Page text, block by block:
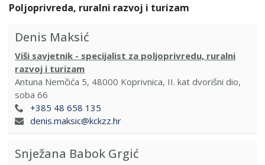
Poljoprivreda, ruralni razvoj i turizam
Denis Maksić
Viši savjetnik - specijalist za poljoprivredu, ruralni
razvoj i turizam
Antuna Nemčića 5, 48000 Koprivnica, II. kat dvorišni dio,
soba 66
+385 48 658 135
denis.maksic@kckzz.hr
Snježana Babok Grgić